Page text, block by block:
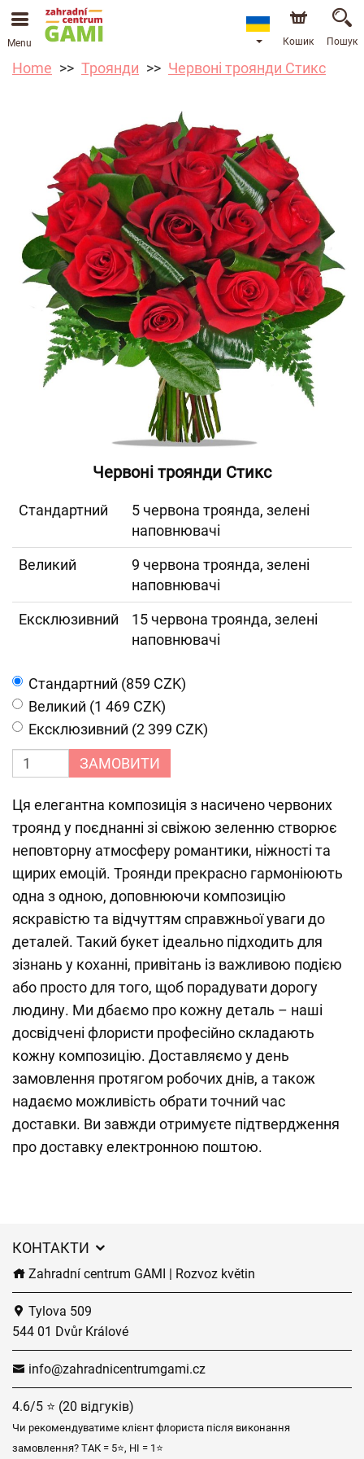
Menu Кошик Пошук
Home Троянди Червоні троянди Стикс
Червоні троянди Стикс
Cтандартний
5 червона троянда, зелені
наповнювачі
Великий
9 червона троянда, зелені
наповнювачі
Ексклюзивний
15 червона троянда, зелені
наповнювачі
Cтандартний (859 CZK)
Великий (1 469 CZK)
Ексклюзивний (2 399 CZK)
ЗАМОВИТИ
Ця елегантна композиція з насичено червоних
троянд у поєднанні зі свіжою зеленню створює
неповторну атмосферу романтики, ніжності та
щирих емоцій. Троянди прекрасно гармоніюють
одна з одною, доповнюючи композицію
яскравістю та відчуттям справжньої уваги до
деталей. Такий букет ідеально підходить для
зізнань у коханні, привітань із важливою подією
або просто для того, щоб порадувати дорогу
людину. Ми дбаємо про кожну деталь – наші
досвідчені флористи професійно складають
кожну композицію. Доставляємо у день
замовлення протягом робочих днів, а також
надаємо можливість обрати точний час
доставки. Ви завжди отримуєте підтвердження
про доставку електронною поштою.
КОНТАКТИ
Zahradní centrum GAMI | Rozvoz květin
Tylova 509
544 01 Dvůr Králové
info@zahradnicentrumgami.cz
4.6/5 ⭐ (20 відгуків)
Чи рекомендуватиме клієнт флориста після виконання
замовлення? ТАК = 5⭐, НІ = 1⭐